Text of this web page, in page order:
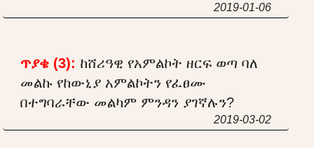
2019-01-06
ጥያቄ (3): ከሸሪዓዊ የአምልኮት ዘርፍ ወጣ ባለ
መልኩ የከውኒያ አምልኮትን የፈፀሙ
በተግባራቸው መልካም ምንዳን ያገኛሉን?
2019-03-02